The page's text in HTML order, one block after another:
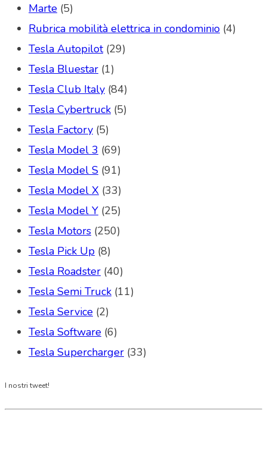
Marte (5)
Rubrica mobilità elettrica in condominio (4)
Tesla Autopilot(29)
Tesla Bluestar (1)
Tesla Club Italy (84)
Tesla Cybertruck (5)
Tesla Factory (5)
Tesla Model 3 (69)
Tesla Model S (91)
Tesla Model X (33)
Tesla Model Y (25)
Tesla Motors (250)
Tesla Pick Up (8)
Tesla Roadster (40)
Tesla Semi Truck (11)
Tesla Service (2)
Tesla Software (6)
Tesla Supercharger (33)
I nostri tweet!